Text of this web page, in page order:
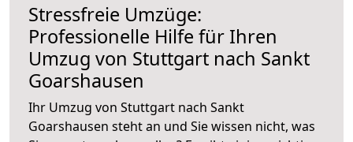
Stressfreie Umzüge:
Professionelle Hilfe für Ihren
Umzug von Stuttgart nach Sankt
Goarshausen
Ihr Umzug von Stuttgart nach Sankt
Goarshausen steht an und Sie wissen nicht, was